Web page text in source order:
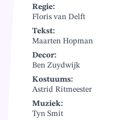
Regie:
Floris van Delft
Tekst:
Maarten Hopman
Decor:
Ben Zuydwijk
Kostuums:
Astrid Ritmeester
Muziek:
Tyn Smit